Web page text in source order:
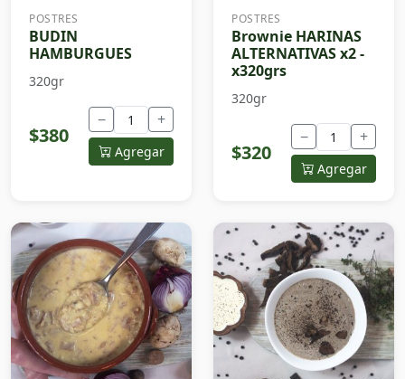
POSTRES
BUDIN
HAMBURGUES
320gr
$380
− +
Agregar
POSTRES
Brownie HARINAS
ALTERNATIVAS x2 -
x320grs
320gr
$320
− +
Agregar